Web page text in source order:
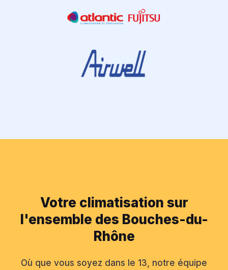
Votre climatisation sur
l'ensemble des Bouches-du-
Rhône
Où que vous soyez dans le 13, notre équipe